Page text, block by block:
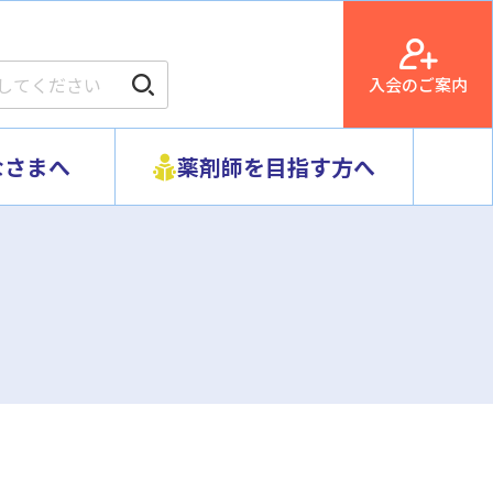
入会のご案内
まへ 薬剤師を目指す方へ